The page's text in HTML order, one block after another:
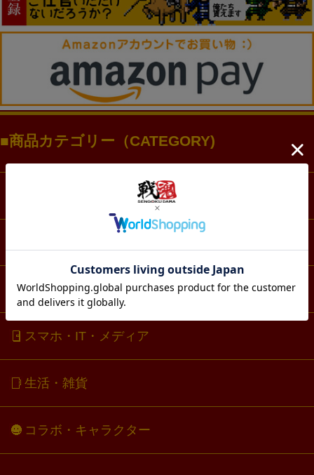
商品カテゴリー（CATEGORY)
文具・ノート
スマホ・IT・メディア
生活・雑貨
コラボ・キャラクター